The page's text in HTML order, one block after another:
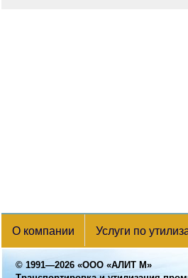
О компании Услуги по
© 1991—2026 «ООО «АЛИТ М»